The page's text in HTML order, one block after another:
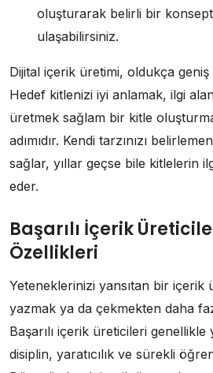
oluşturarak belirli bir
ulaşabilirsiniz.
Dijital içerik üretimi, oldukça
Hedef kitlenizi iyi anlamak, ilgi
üretmek sağlam bir kitle
adımıdır. Kendi tarzınızı
sağlar, yıllar geçse bile kitlelerin
eder.
Başarılı İçerik
Özellikleri
Yeteneklerinizi yansıtan bir içerik
yazmak ya da çekmekten daha
Başarılı içerik üreticileri
disiplin, yaratıcılık ve sürekli